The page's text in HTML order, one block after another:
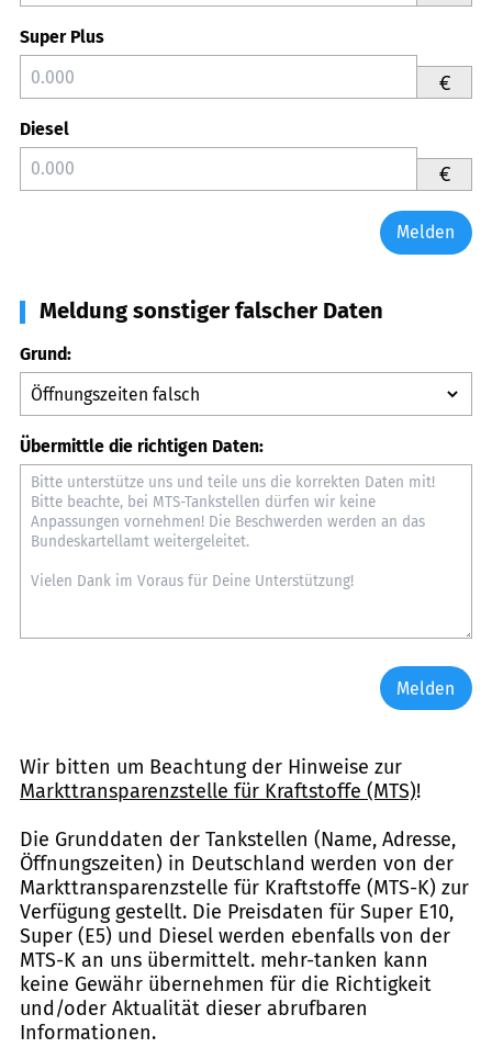
Super Plus
€
Diesel
€
Melden
Meldung sonstiger falscher Daten
Grund:
Übermittle die richtigen Daten:
Melden
Wir bitten um Beachtung der Hinweise zur
Markttransparenzstelle für Kraftstoffe (MTS)!
Die Grunddaten der Tankstellen (Name, Adresse,
Öffnungszeiten) in Deutschland werden von der
Markttransparenzstelle für Kraftstoffe (MTS-K) zur
Verfügung gestellt. Die Preisdaten für Super E10,
Super (E5) und Diesel werden ebenfalls von der
MTS-K an uns übermittelt. mehr-tanken kann
keine Gewähr übernehmen für die Richtigkeit
und/oder Aktualität dieser abrufbaren
Informationen.